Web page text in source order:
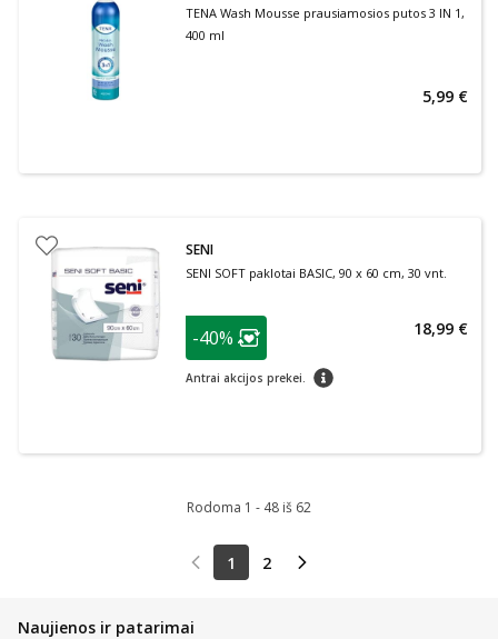
TENA Wash Mousse prausiamosios putos 3 IN 1,
400 ml
5,99 €
SENI
SENI SOFT paklotai BASIC, 90 x 60 cm, 30 vnt.
patarimas
Lojalumo klubo narių nuolaida
-40%
Antrai akcijos prekei. patarimas
18,99 €
Rodoma 1 - 48 iš 62
1 2
Naujienos ir patarimai